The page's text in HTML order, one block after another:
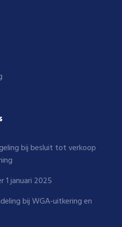
bij besluit tot verkoop
1 januari 2025
bij WGA-uitkering en